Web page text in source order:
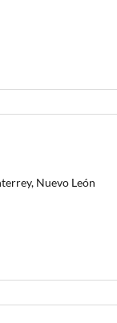
Nuevo León